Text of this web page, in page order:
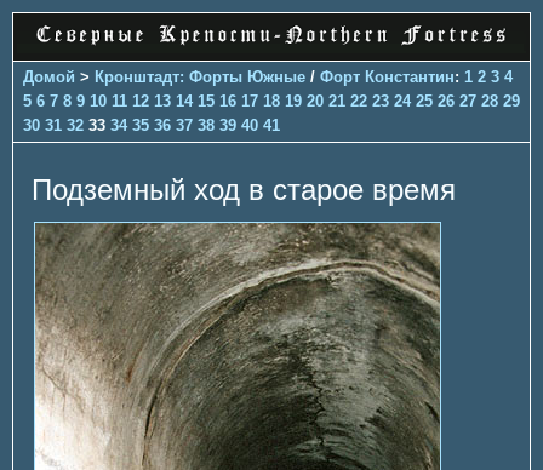
Домой > Кронштадт: Форты Южные / Форт Константин: 1 2 3 4
5 6 7 8 9 10 11 12 13 14 15 16 17 18 19 20 21 22 23 24 25 26 27 28 29
30 31 32 33 34 35 36 37 38 39 40 41
Подземный ход в старое время